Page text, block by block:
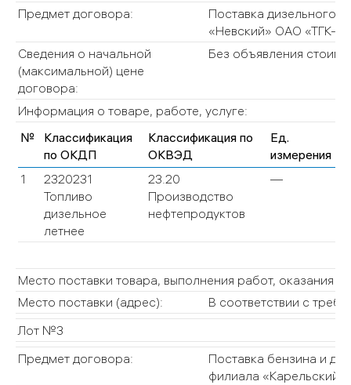
Предмет договора:
Поставка дизельного
«Невский» ОАО «ТГК-1».
Сведения о начальной
(максимальной) цене
договора:
Без объявления
Информация о товаре, работе, услуге:
№
Классификация
по ОКДП
Классификация по
ОКВЭД
Ед.
измерения
1
2320231
Топливо
дизельное
летнее
23.20
Производство
нефтепродуктов
—
Место поставки товара, выполнения работ, оказания
Место поставки (адрес):
В соответствии с
Лот №3
Предмет договора:
Поставка бензина и
филиала «Карельский»